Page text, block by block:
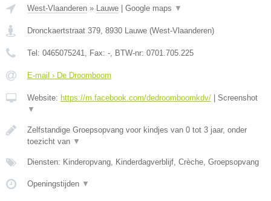
West-Vlaanderen » Lauwe Google maps ▼
Dronckaertstraat 379, 8930 Lauwe (West-Vlaanderen)
Tel: 0465075241, Fax: -, BTW-nr: 0701.705.225
E-mail › De Droomboom
Website: https://m.facebook.com/dedroomboomkdv/
Screenshot
▼
Zelfstandige Groepsopvang voor kindjes van 0 tot 3 jaar, onder
toezicht van ▼
Diensten: Kinderopvang, Kinderdagverblijf, Crèche, Groepsopvang
Openingstijden ▼